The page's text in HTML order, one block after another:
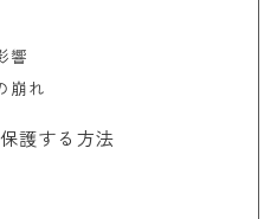
響
崩れ
護する方法